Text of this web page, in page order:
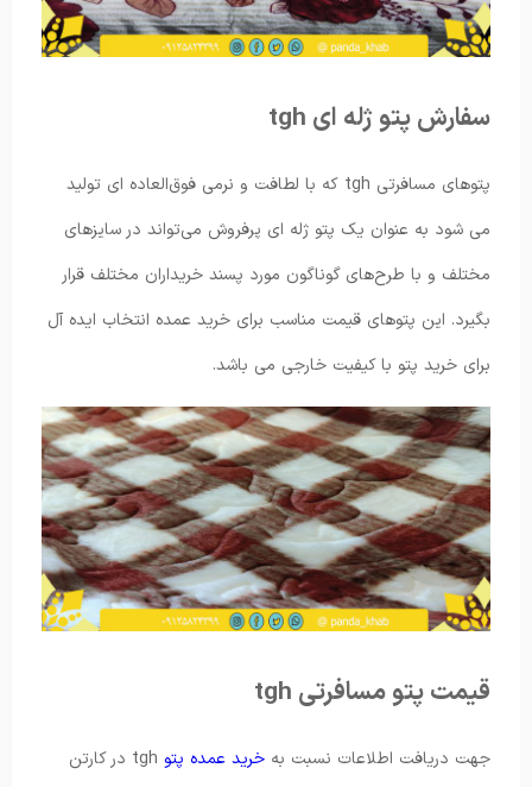
سفارش پتو ژله ای tgh
پتوهای مسافرتی tgh که با لطافت و نرمی فوق‌العاده ای تولید
می شود به عنوان یک پتو ژله ای پرفروش می‌تواند در سایزهای
مختلف و با طرح‌های گوناگون مورد پسند خریداران مختلف قرار
بگیرد. این پتوهای قیمت مناسب برای خرید عمده انتخاب ایده آل
برای خرید پتو با کیفیت خارجی می ‌باشد.
قیمت پتو مسافرتی tgh
جهت دریافت اطلاعات نسبت به خرید عمده پتو
tgh در کارتن